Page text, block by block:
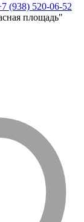
(938) 520-06-52
площадь"